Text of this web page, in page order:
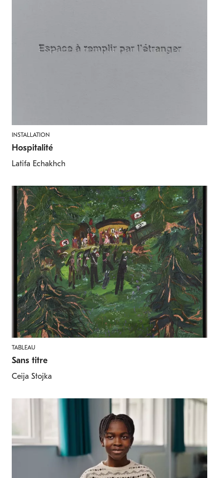
INSTALLATION
Hospitalité
Latifa Echakhch
TABLEAU
Sans titre
Ceija Stojka